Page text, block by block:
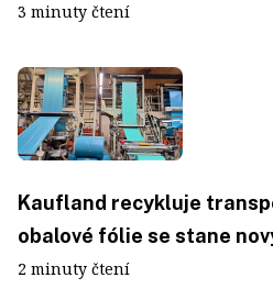
3 minuty čtení
Kaufland recykluje
obalové fólie se stane
2 minuty čtení